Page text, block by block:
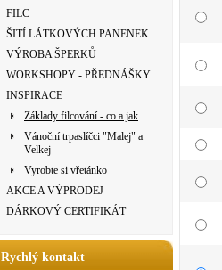
FILC
ŠITÍ LÁTKOVÝCH PANENEK
VÝROBA ŠPERKŮ
WORKSHOPY - PŘEDNÁŠKY
INSPIRACE
Základy filcování - co a jak
Vánoční trpaslíčci "Malej" a
Velkej
Vyrobte si vřetánko
AKCE A VÝPRODEJ
DÁRKOVÝ CERTIFIKÁT
Rychlý kontakt